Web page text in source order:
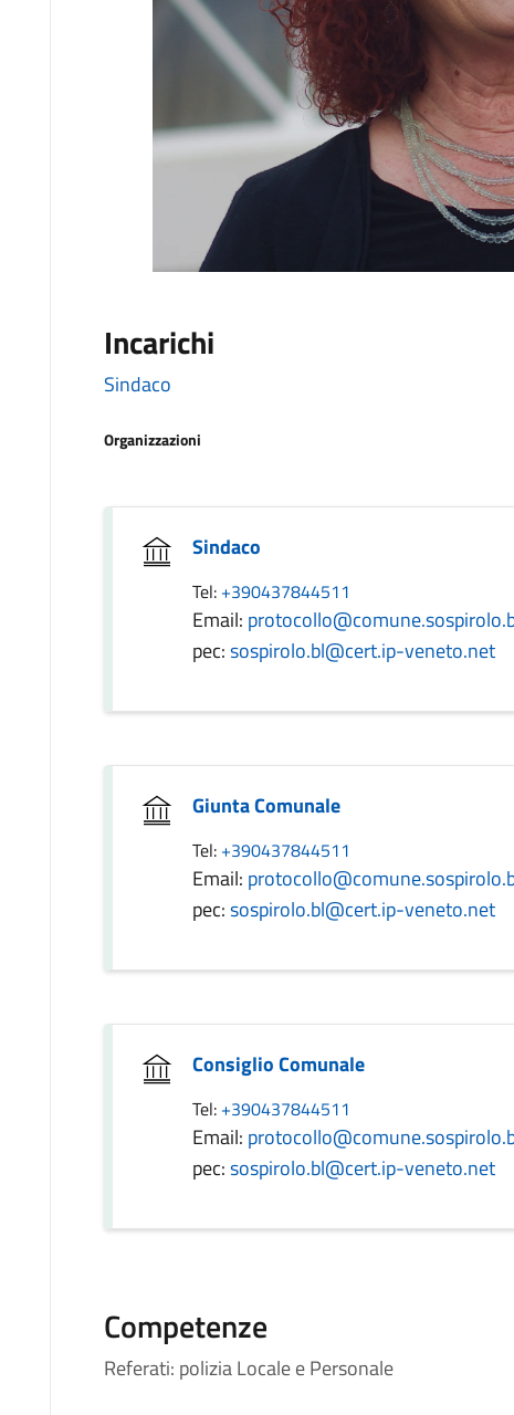
Incarichi
Sindaco
Organizzazioni
Sindaco
Tel: +390437844511
Email:
pec:sospirolo.bl@cert.ip-veneto.net
Giunta Comunale
Tel: +390437844511
Email:
pec:sospirolo.bl@cert.ip-veneto.net
Consiglio Comunale
Tel: +390437844511
Email:
pec:sospirolo.bl@cert.ip-veneto.net
Competenze
Referati: polizia Locale e Personale